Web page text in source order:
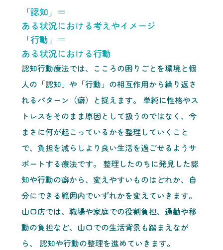
「認知」＝
ある状況における考えやイメージ
「行動」＝
ある状況における行動
認知行動療法では、こころの困りごとを環境と個
人の「認知」や「行動」の相互作用から繰り返さ
れるパターン（癖）と捉えます。 単純に性格やス
トレスをそのまま原因として扱うのではなく、今
まさに何が起こっているかを整理していくこと
で、負担を減らしより良い生活を過ごせるようサ
ポートする療法です。 整理したのちに発見した認
知や行動の癖から、変えやすいものはどれか、自
分にできる範囲内でいずれかを変えていきます。
山口店では、職場や家庭での役割負担、通勤や移
動の負担など、山口での生活背景も踏まえなが
ら、 認知や行動の整理を進めていきます。